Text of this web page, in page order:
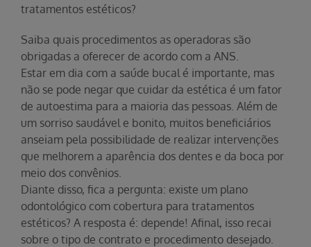
tratamentos estéticos?
Saiba quais procedimentos as operadoras são
obrigadas a oferecer de acordo com a ANS.
Estar em dia com a saúde bucal é importante, mas
não se pode negar que cuidar da estética é um fator
de autoestima para a maioria das pessoas. Além de
um sorriso saudável e bonito, muitos beneficiários
anseiam pela possibilidade de realizar intervenções
que melhorem a aparência dos dentes e da boca por
meio dos convênios.
Diante disso, fica a pergunta: existe um plano
odontológico com cobertura para tratamentos
estéticos? A resposta é: depende! Afinal, isso recai
sobre o tipo de contrato e procedimento desejado.